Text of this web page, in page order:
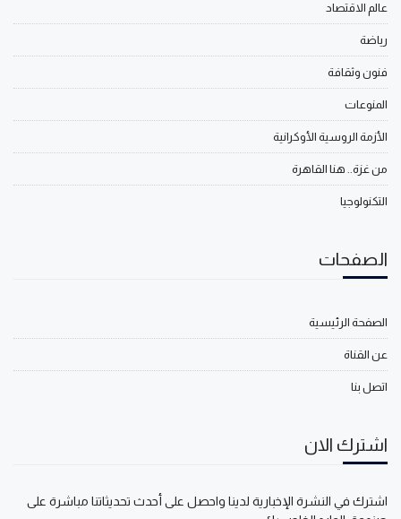
عالم الاقتصاد
رياضة
فنون وثقافة
المنوعات
الأزمة الروسية الأوكرانية
من غزة.. هنا القاهرة
التكنولوجيا
الصفحات
الصفحة الرئيسية
عن القناة
اتصل بنا
اشترك الان
اشترك في النشرة الإخبارية لدينا واحصل على أحدث تحديثاتنا مباشرة على